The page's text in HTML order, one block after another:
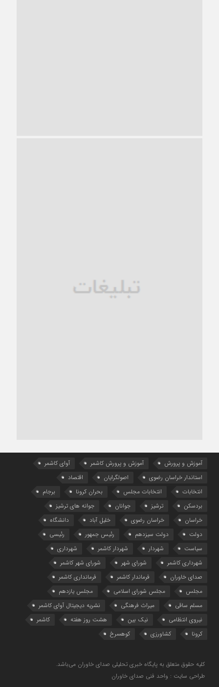
آموزش و پرورش آموزش و پرورش کاشمر
آوای کاشمر
استاندار خراسان رضوی
اصولگرایان
اقتصاد
انتخابات
انتخابات مجلس بحران کرونا
برجام
بردسکن
ترشیز جوانان
جوانه های ترشیز
خراسان
خراسان رضوی خلیل آباد
دانشگاه
دولت
دولت سیزدهم رئیس جمهور
رئیسی
سیاست
شهردار شهردار کاشمر
شهرداری
شهرداری کاشمر
شورای شهر
شورای شهر کاشمر
صدای خاوران
فرماندار کاشمر
فرمانداری کاشمر
مجلس
مجلس شورای اسلامی
مجلس یازدهم
مسلم ساقی
میراث فرهنگی
نشریه دیجیتال آوای کاشمر
نیروی انتظامی
نیک بین هشت روز هفته
کاشمر
کرونا
کشاورزی کوهسرخ
کلیه حقوق متعلق به پایگاه خبری تحلیلی صدای خاوران می‌باشد.
طراحی سایت : واحد فنی صدای خاوران